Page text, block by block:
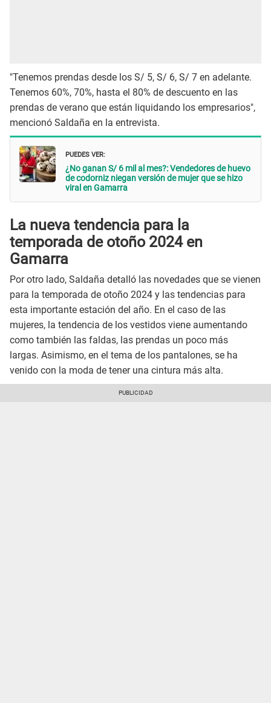
"Tenemos prendas desde los S/ 5, S/ 6, S/ 7 en adelante.
Tenemos 60%, 70%, hasta el 80% de descuento en las
prendas de verano que están liquidando los empresarios",
mencionó Saldaña en la entrevista.
PUEDES VER:
¿No ganan S/ 6 mil al mes?: Vendedores de huevo
de codorniz niegan versión de mujer que se hizo
viral en Gamarra
La nueva tendencia para la
temporada de otoño 2024 en
Gamarra
Por otro lado, Saldaña detalló las novedades que se vienen
para la temporada de otoño 2024 y las tendencias para
esta importante estación del año. En el caso de las
mujeres, la tendencia de los vestidos viene aumentando
como también las faldas, las prendas un poco más
largas. Asimismo, en el tema de los pantalones, se ha
venido con la moda de tener una cintura más alta.